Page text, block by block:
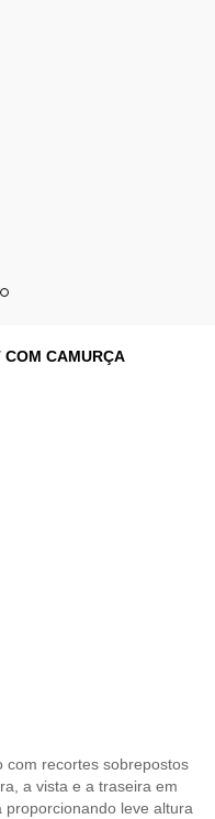
CAMURÇA
com recortes sobrepostos
a vista e a traseira em
leve altura